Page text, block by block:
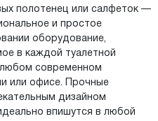
полотенец или салфеток —
и простое
оборудование,
в каждой туалетной
современном
или офисе. Прочные
дизайном
впишутся в любой